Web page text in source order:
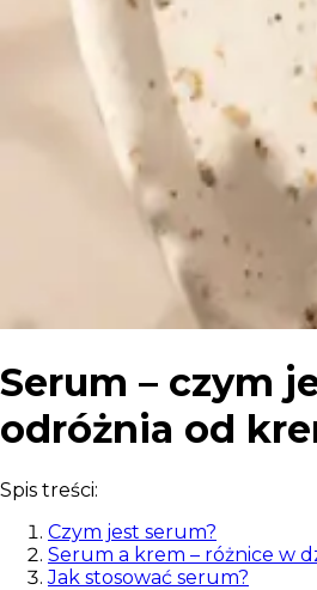
Serum – czym
odróżnia od
Spis treści:
Czym jest serum?
Serum a krem – różnice w
Jak stosować serum?